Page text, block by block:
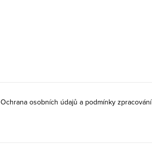
Ochrana osobních údajů a podmínky zpracování